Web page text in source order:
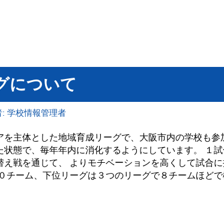
について
: 学校情報管理者
主体とした地域育成リーグで、大阪市内の学校も参
状態で、毎年年内に消化するようにしています。 １
戦を通じて、 よりモチベーションを高くして試合
チーム、下位リーグは３つのリーグで８チームほど